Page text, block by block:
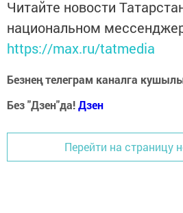
Читайте новости
национальном
https://max.ru/tatmedia
Безнең телеграм каналга
Без "Дзен"да!Дзен
Перейти на страницу